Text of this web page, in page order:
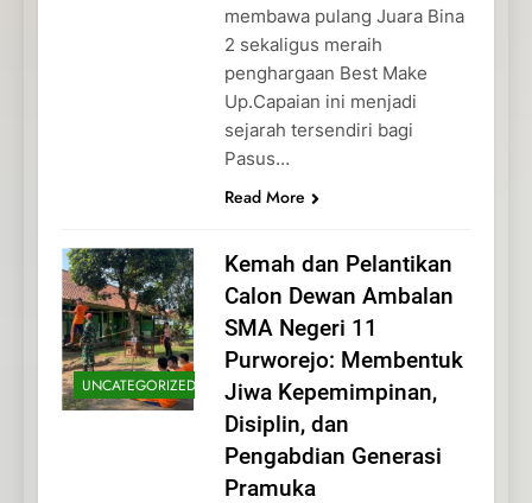
membawa pulang Juara Bina
2 sekaligus meraih
penghargaan Best Make
Up.Capaian ini menjadi
sejarah tersendiri bagi
Pasus…
Read More
UNCATEGORIZED
Kemah dan Pelantikan
Calon Dewan Ambalan
SMA Negeri 11
Purworejo: Membentuk
Jiwa Kepemimpinan,
Disiplin, dan
Pengabdian Generasi
Pramuka